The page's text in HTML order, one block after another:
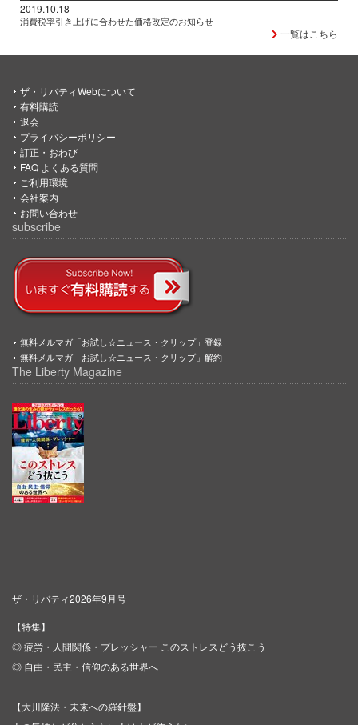
2019.10.18
消費税率引き上げに合わせた価格改定のお知らせ
一覧はこちら
ザ・リバティWebについて
有料購読
退会
プライバシーポリシー
訂正・おわび
FAQ よくある質問
ご利用環境
会社案内
お問い合わせ
subscribe
無料メルマガ「お試し☆ニュース・クリップ」登録
無料メルマガ「お試し☆ニュース・クリップ」解約
The Liberty Magazine
ザ・リバティ2026年9月号
【特集】
◎ 疲労・人間関係・プレッシャー このストレスどう抜こう
◎ 自由・民主・信仰のある世界へ
【大川隆法・未来への羅針盤】